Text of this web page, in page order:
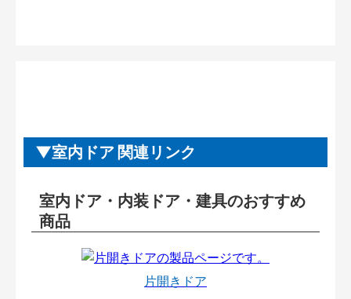
室内ドア 関連リンク
室内ドア・内装ドア・建具のおすすめ
商品
片開きドア